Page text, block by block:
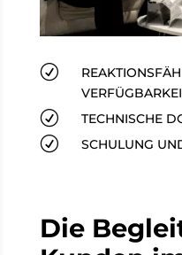
R
R TECHNISCHE
R SCHULUNG
Die